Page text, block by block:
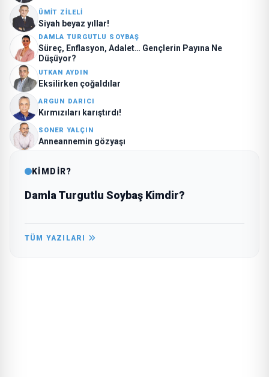
ÜMIT ZILELI
Siyah beyaz yıllar!
DAMLA TURGUTLU SOYBAŞ
Süreç, Enflasyon, Adalet… Gençlerin Payına Ne
Düşüyor?
UTKAN AYDIN
Eksilirken çoğaldılar
ARGUN DARICI
Kırmızıları karıştırdı!
SONER YALÇIN
Anneannemin gözyaşı
KİMDİR?
Damla Turgutlu Soybaş Kimdir?
TÜM YAZILARI